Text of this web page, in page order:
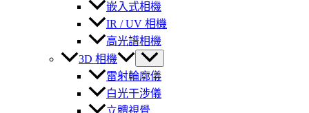
嵌入式相機
IR / UV 相機
高光譜相機
3D 相機
雷射輪廓儀
白光干涉儀